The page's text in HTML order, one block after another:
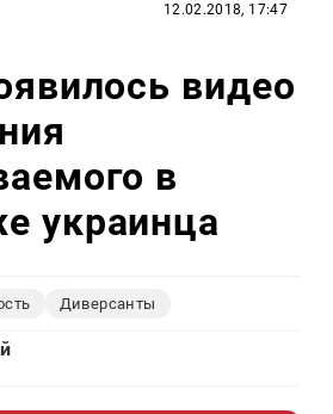
12.02.2018, 17:47
видео
в
украинца
Диверсанты